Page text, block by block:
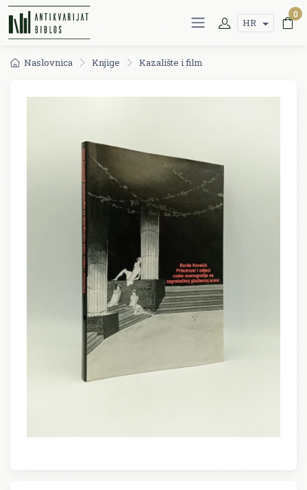
HR
0
Naslovnica Knjige Kazalište i film